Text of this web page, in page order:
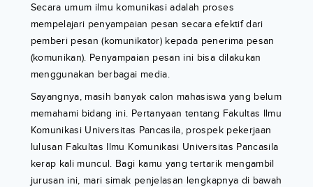
Secara umum ilmu komunikasi adalah proses
mempelajari penyampaian pesan secara efektif dari
pemberi pesan (komunikator) kepada penerima pesan
(komunikan). Penyampaian pesan ini bisa dilakukan
menggunakan berbagai media.
Sayangnya, masih banyak calon mahasiswa yang belum
memahami bidang ini. Pertanyaan tentang Fakultas Ilmu
Komunikasi Universitas Pancasila, prospek pekerjaan
lulusan Fakultas Ilmu Komunikasi Universitas Pancasila
kerap kali muncul. Bagi kamu yang tertarik mengambil
jurusan ini, mari simak penjelasan lengkapnya di bawah